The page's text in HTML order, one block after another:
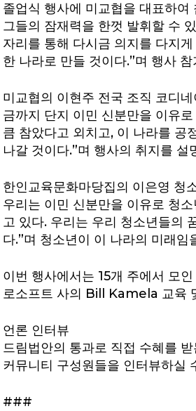
졸업식 행사에 미교협을 대표하
그들의 잠재력을 한껏 발휘할 수
자리를 통해 다시금 의지를 다지
한 나라로 만들 것이다.”며 행사
미교협의 이현주 전국 조직 코디
금까지 단지 이민 신분만을 이유
큼 참았다고 외치고, 이 나라를 공
나갈 것이다.”며 행사의 취지를 설
한인교육문화마당집의 이은영 청
우리는 이민 신분만을 이유로 청
고 있다. 우리는 우리 청소년들의
다.”며 청소년이 이 나라의 미래임
이번 행사에서는 15개 주에서 모
로소프트 사의 Bill Kamela 교육
언론 인터뷰
드림법안의 통과로 직접 수혜를
커뮤니티 구성원들을 인터뷰하실
###